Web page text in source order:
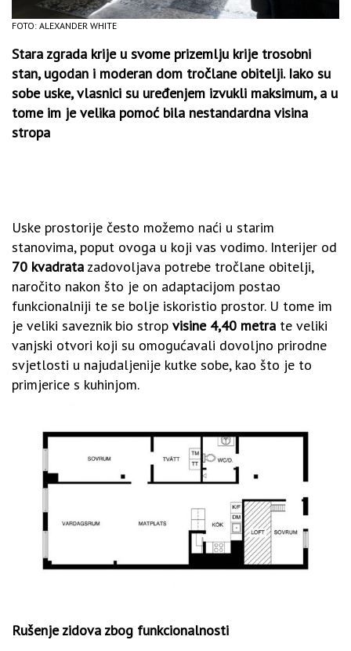
FOTO: ALEXANDER WHITE
Stara zgrada krije u svome prizemlju krije trosobni
stan, ugodan i moderan dom tročlane obitelji. Iako su
sobe uske, vlasnici su uređenjem izvukli maksimum, a u
tome im je velika pomoć bila nestandardna visina
stropa
Uske prostorije često možemo naći u starim
stanovima, poput ovoga u koji vas vodimo. Interijer od
70 kvadrata zadovoljava potrebe tročlane obitelji,
naročito nakon što je on adaptacijom postao
funkcionalniji te se bolje iskoristio prostor. U tome im
je veliki saveznik bio strop visine 4,40 metra te veliki
vanjski otvori koji su omogućavali dovoljno prirodne
svjetlosti u najudaljenije kutke sobe, kao što je to
primjerice s kuhinjom.
Rušenje zidova zbog funkcionalnosti